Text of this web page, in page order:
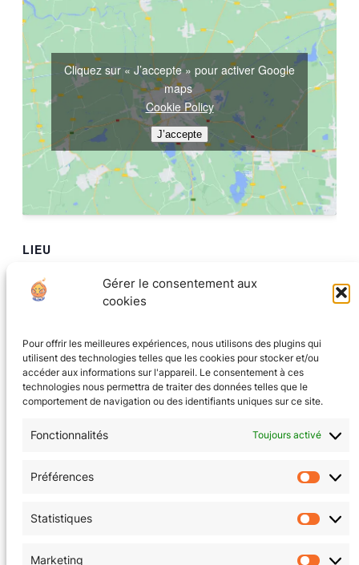
Gérer le consentement aux
cookies
Pour offrir les meilleures expériences, nous utilisons des plugins qui
utilisent des technologies telles que les cookies pour stocker et/ou
accéder aux informations sur l'appareil. Le consentement à ces
technologies nous permettra de traiter des données telles que le
comportement de navigation ou des identifiants uniques sur ce site.
Fonctionnalités Toujours activé
Préférences
Statistiques
Marketing
LIEU
8 rue Ampère
38000 France
Cliquez sur « J’accepte » pour activer Google
maps
Cookie Policy
J’accepte
Quiz de l’écureuil Jeu de Rôle oneshot avec les Féli’dés